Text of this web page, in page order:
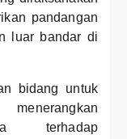
pandangan
luar bandar di
bidang untuk
terhadap